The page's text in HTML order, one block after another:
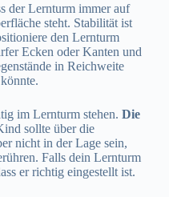
der Lernturm immer auf
steht. Stabilität ist
den Lernturm
Ecken oder Kanten und
in Reichweite
im Lernturm stehen. Die
sollte über die
nicht in der Lage sein,
Falls dein Lernturm
er richtig eingestellt ist.